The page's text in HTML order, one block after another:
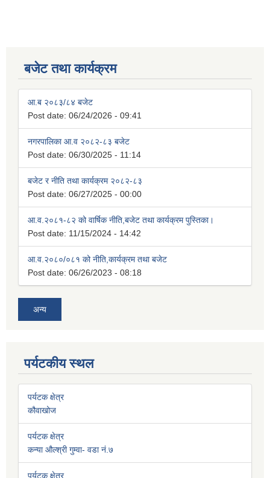
बजेट तथा कार्यक्रम
आ.ब २०८३/८४ बजेट
Post date: 06/24/2026 - 09:41
नगरपालिका आ.व २०८२-८३ बजेट
Post date: 06/30/2025 - 11:14
बजेट र नीति तथा कार्यक्रम २०८२-८३
Post date: 06/27/2025 - 00:00
आ.व.२०८१-८२ को वार्षिक नीति,बजेट तथा कार्यक्रम पुस्तिका।
Post date: 11/15/2024 - 14:42
आ.व.२०८०/०८१ को नीति,कार्यक्रम तथा बजेट
Post date: 06/26/2023 - 08:18
अन्य
पर्यटकीय स्थल
पर्यटक क्षेत्र
कौवाखोज
पर्यटक क्षेत्र
कन्या औल्श्री गुम्वा- वडा नं.७
पर्यटक क्षेत्र